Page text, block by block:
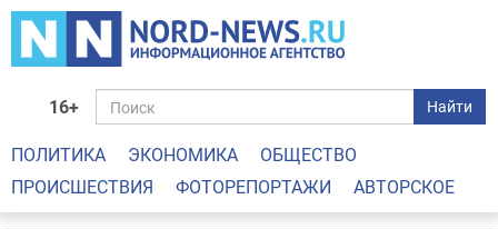
16+ Найти
ПОЛИТИКА ЭКОНОМИКА
ОБЩЕСТВО
ПРОИСШЕСТВИЯ
ФОТОРЕПОРТАЖИ АВТОРСКОЕ